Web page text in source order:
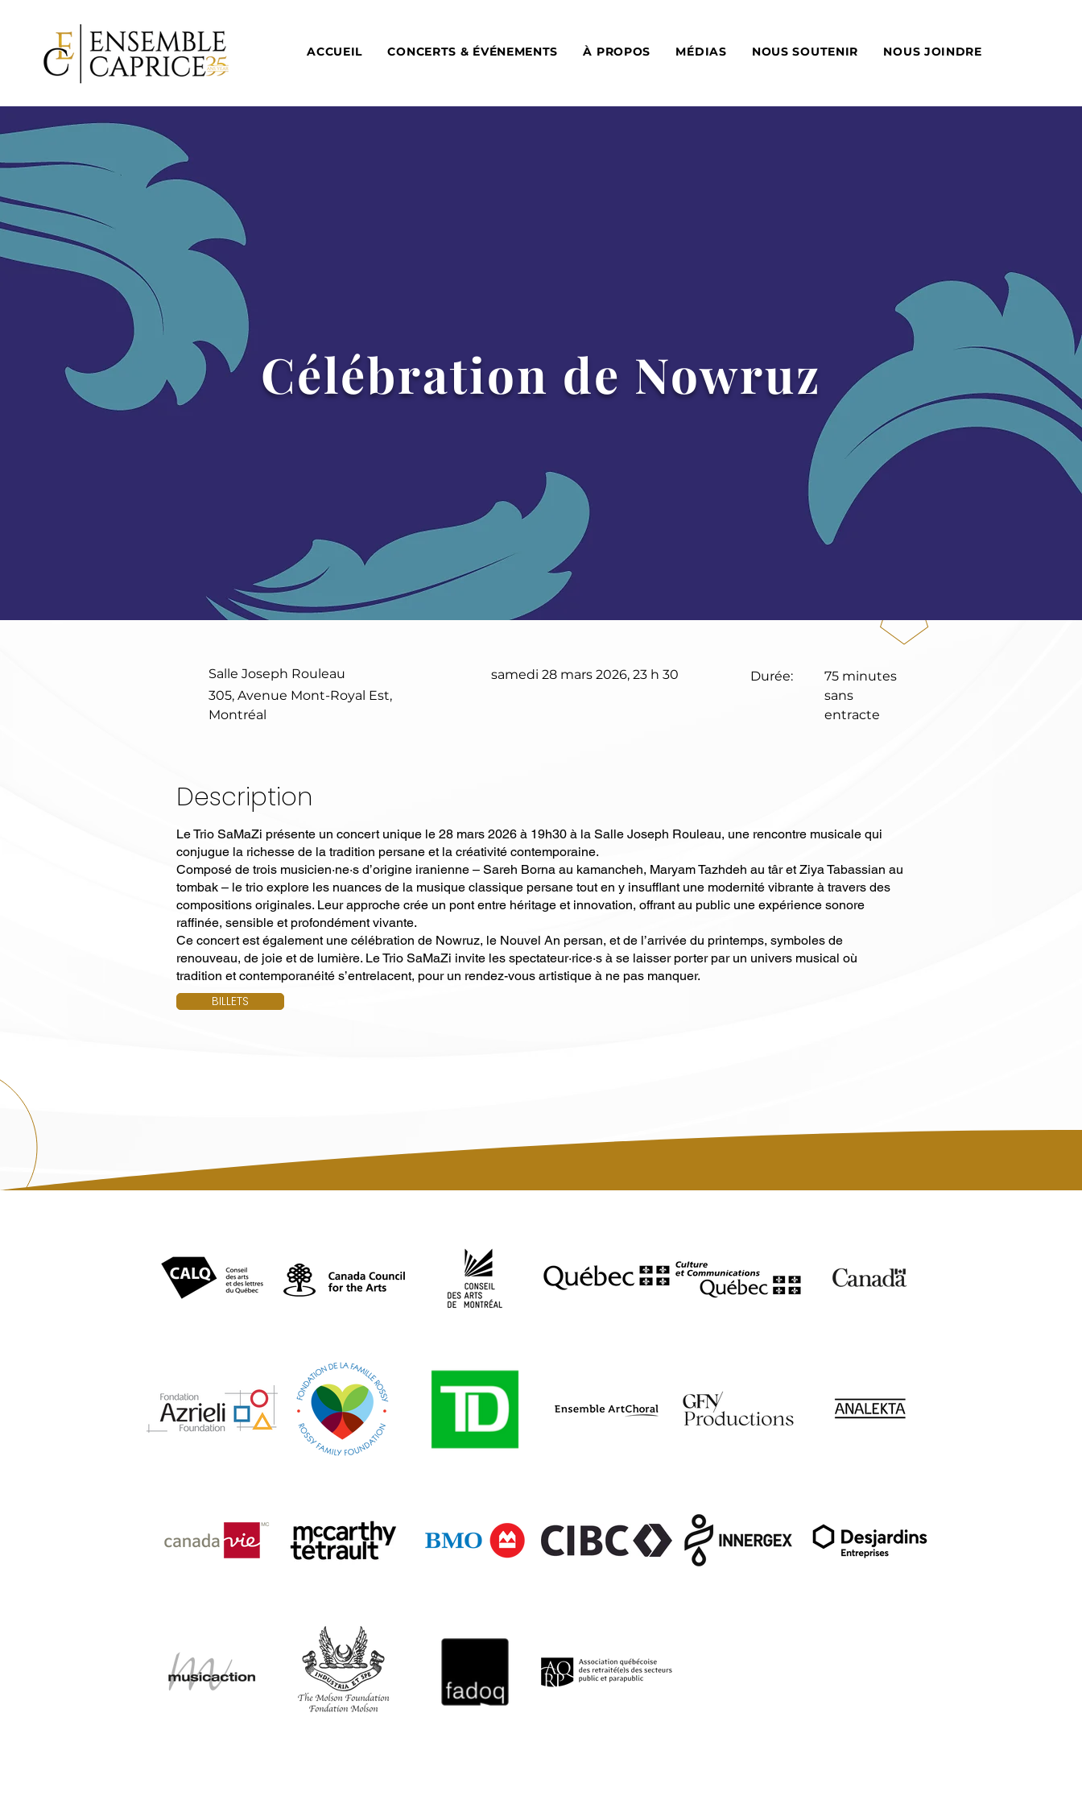
ACCUEIL CONCERTS & ÉVÉNEMENTS À PROPOS MÉDIAS NOUS SOUTENIR NOUS JOINDRE
Célébration de Nowruz
Salle Joseph Rouleau
305, Avenue Mont-Royal Est,
Montréal
samedi 28 mars 2026, 23 h 30 Durée:
75 minutes
sans
entracte
Description
Le Trio SaMaZi présente un concert unique le 28 mars 2026 à 19h30 à la Salle Joseph Rouleau, une rencontre musicale qui
conjugue la richesse de la tradition persane et la créativité contemporaine.
Composé de trois musicien·ne·s d’origine iranienne – Sareh Borna au kamancheh, Maryam Tazhdeh au târ et Ziya Tabassian au
tombak – le trio explore les nuances de la musique classique persane tout en y insufflant une modernité vibrante à travers des
compositions originales. Leur approche crée un pont entre héritage et innovation, offrant au public une expérience sonore
raffinée, sensible et profondément vivante.
Ce concert est également une célébration de Nowruz, le Nouvel An persan, et de l’arrivée du printemps, symboles de
renouveau, de joie et de lumière. Le Trio SaMaZi invite les spectateur·rice·s à se laisser porter par un univers musical où
tradition et contemporanéité s’entrelacent, pour un rendez-vous artistique à ne pas manquer.
BILLETS